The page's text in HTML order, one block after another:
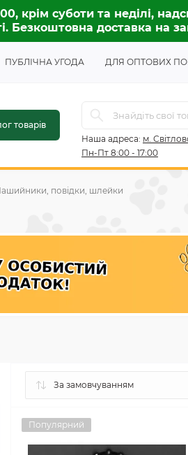
крім суботи та неділі,
Безкоштовна доставка на
ПУБЛІЧНА УГОДА ДЛЯ ОПТОВИХ
товарів
Наша адреса: м.
Пн-Пт 8:00 - 17:00
повідки, шлейки
Популярний